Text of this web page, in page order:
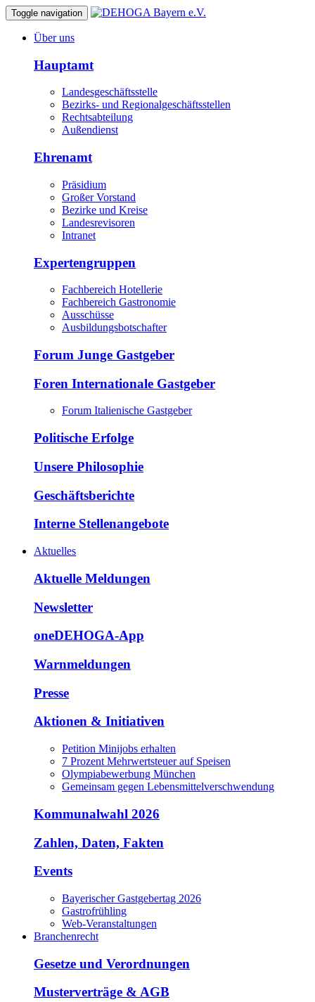
Toggle navigation
Über uns
Hauptamt
Landesgeschäftsstelle
Bezirks- und Regionalgeschäftsstellen
Rechtsabteilung
Außendienst
Ehrenamt
Präsidium
Großer Vorstand
Bezirke und Kreise
Landesrevisoren
Intranet
Expertengruppen
Fachbereich Hotellerie
Fachbereich Gastronomie
Ausschüsse
Ausbildungsbotschafter
Forum Junge Gastgeber
Foren Internationale Gastgeber
Forum Italienische Gastgeber
Politische Erfolge
Unsere Philosophie
Geschäftsberichte
Interne Stellenangebote
Aktuelles
Aktuelle Meldungen
Newsletter
oneDEHOGA-App
Warnmeldungen
Presse
Aktionen & Initiativen
Petition Minijobs erhalten
7 Prozent Mehrwertsteuer auf Speisen
Olympiabewerbung München
Gemeinsam gegen Lebensmittelverschwendung
Kommunalwahl 2026
Zahlen, Daten, Fakten
Events
Bayerischer Gastgebertag 2026
Gastrofrühling
Web-Veranstaltungen
Branchenrecht
Gesetze und Verordnungen
Musterverträge & AGB